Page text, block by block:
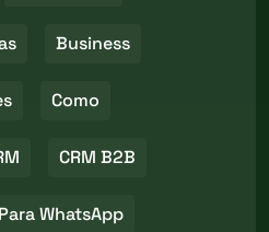
Business
Como
CRM B2B
WhatsApp